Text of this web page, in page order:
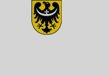
modal-check